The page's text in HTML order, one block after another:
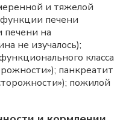
и тяжелой
печени
на
не изучалось);
класса
панкреатит
пожилой